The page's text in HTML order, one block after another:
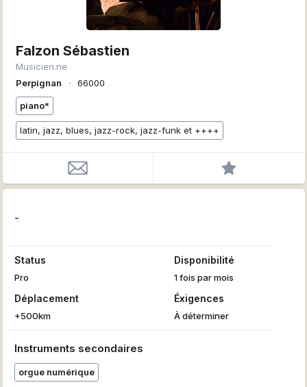
Falzon Sébastien
Musicien.ne
Perpignan
∙ 66000
piano*
latin, jazz, blues, jazz-rock, jazz-funk et ++++
-
Status
Pro
Disponibilité
1 fois par mois
Déplacement
+500km
Éxigences
À déterminer
Instruments secondaires
orgue numérique